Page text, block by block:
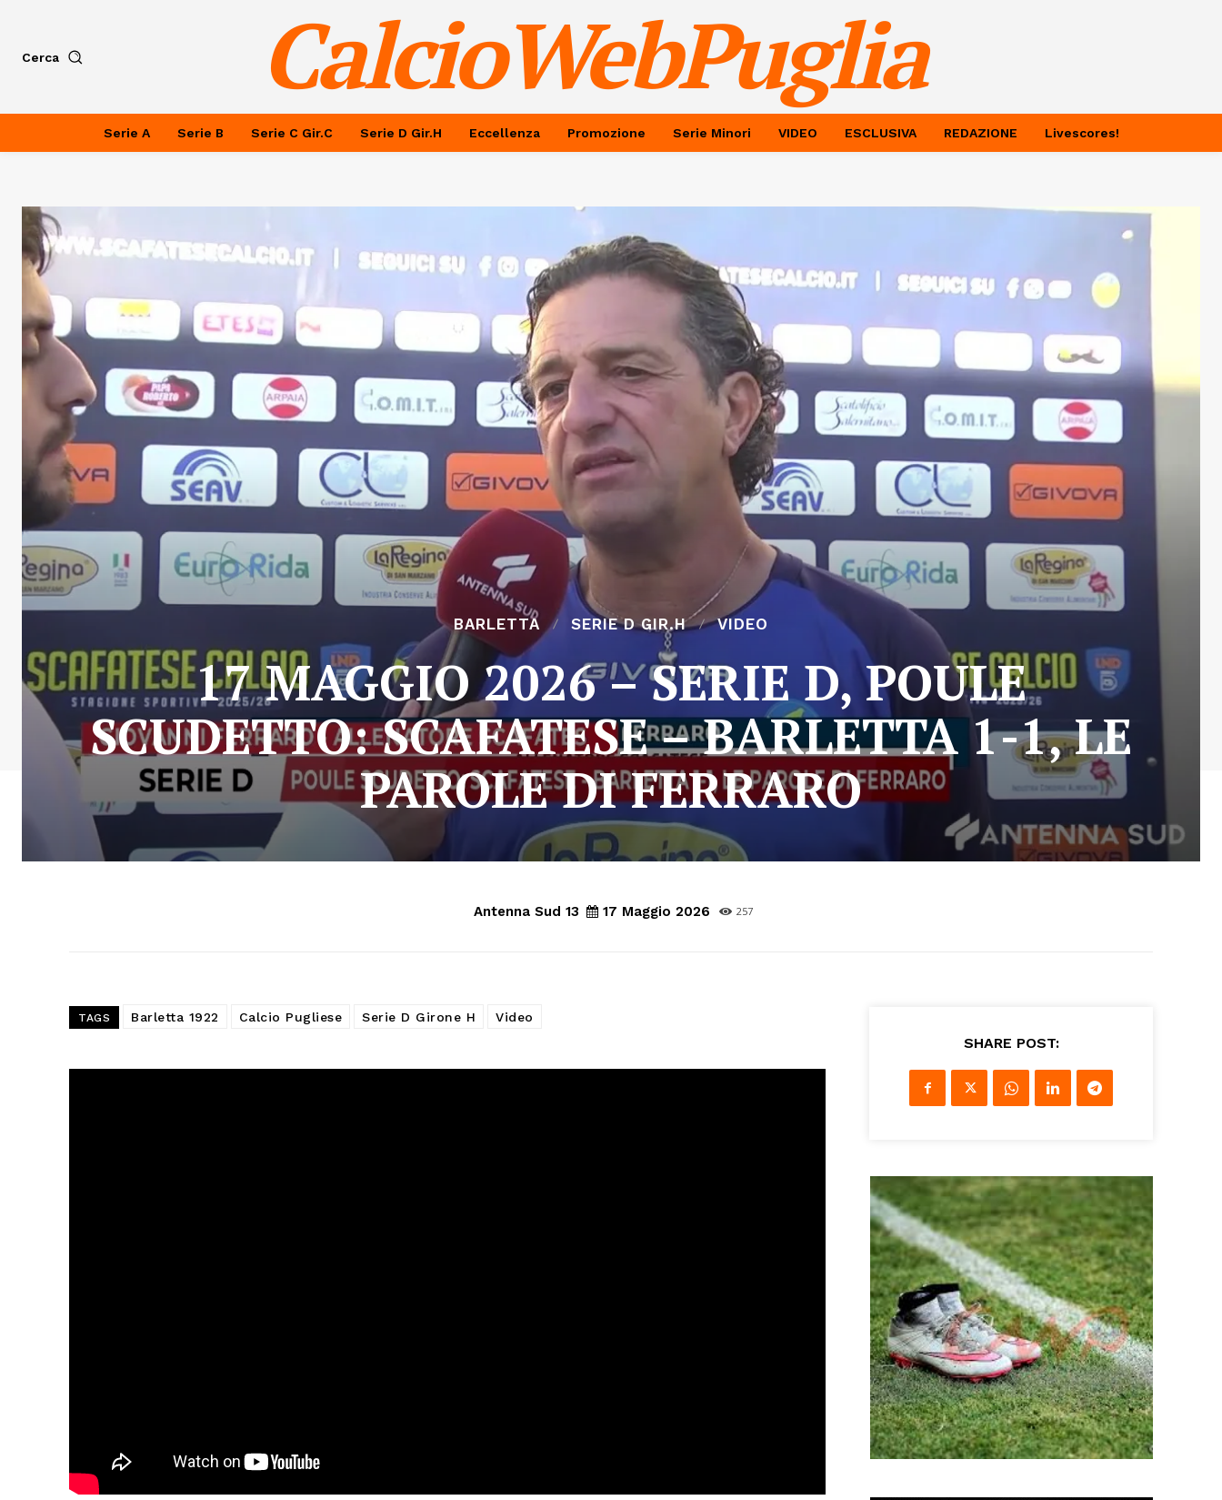
Cerca CalcioWebPuglia
Serie A Serie B Serie C Gir.C Serie D Gir.H Eccellenza Promozione Serie Minori VIDEO ESCLUSIVA REDAZIONE Livescores!
BARLETTA SERIE D GIR.H VIDEO
17 MAGGIO 2026 – SERIE D, POULE
SCUDETTO: SCAFATESE – BARLETTA 1-1, LE
PAROLE DI FERRARO
Antenna Sud 13 17 Maggio 2026 257
TAGS Barletta 1922 Calcio Pugliese Serie D Girone H Video
SHARE POST: